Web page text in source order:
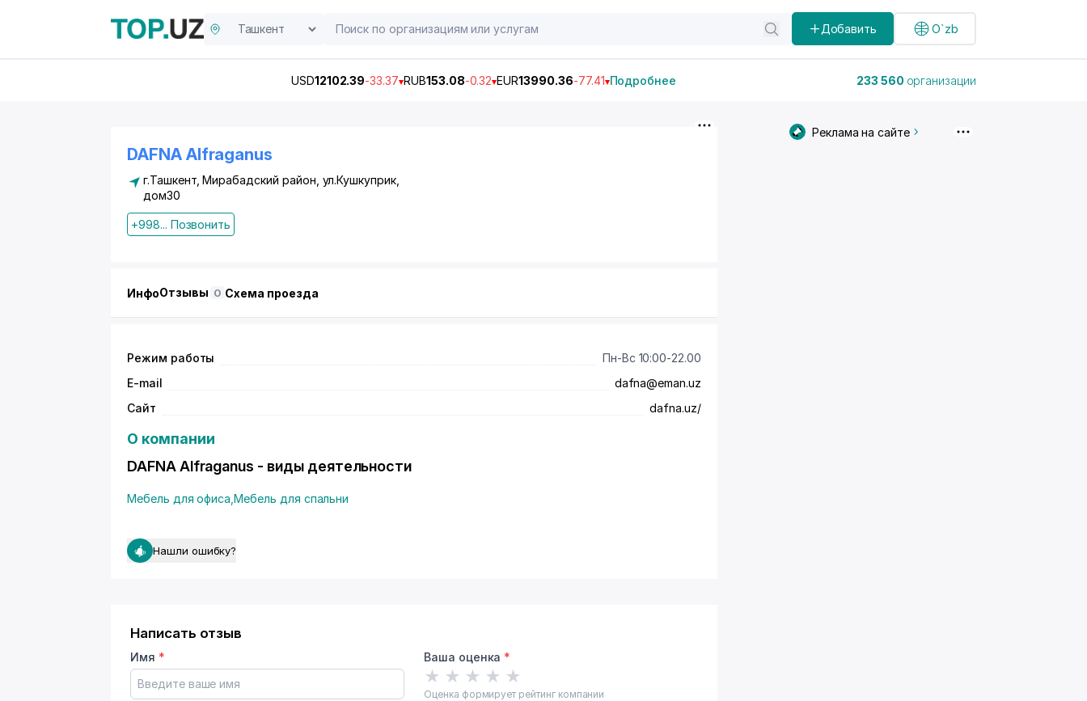
Добавить O`zb
USD12102.39-33.37 RUB153.08-0.32 EUR13990.36-77.41 Подробнее 233 560 организации
DAFNA Alfraganus
г.Ташкент,Мирабадский район , ул.Кушкуприк,
дом30
+998... Позвонить
ИнфоОтзывы 0 Схема проезда
Режим работы
Пн-Вс 10:00-22.00
E-mail
dafna@eman.uz
Сайт
dafna.uz/
О компании
DAFNA Alfraganus - виды деятельности
Мебель для офиса ,Мебель для спальни
Нашли ошибку?
Написать отзыв
Имя * Ваша оценка *
★ ★ ★ ★ ★
Оценка формирует рейтинг компании
Реклама на сайте